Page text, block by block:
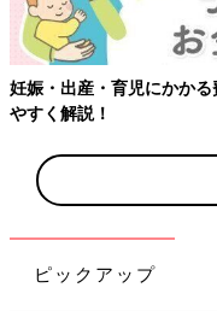
助金・助成金をわかり
ピックアップ